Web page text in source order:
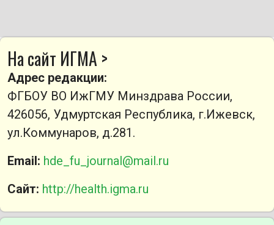
На сайт ИГМА >
Адрес редакции:
ФГБОУ ВО ИжГМУ Минздрава России,
426056, Удмуртская Республика, г.Ижевск,
ул.Коммунаров, д.281.
Email: hde_fu_journal@mail.ru
Сайт: http://health.igma.ru